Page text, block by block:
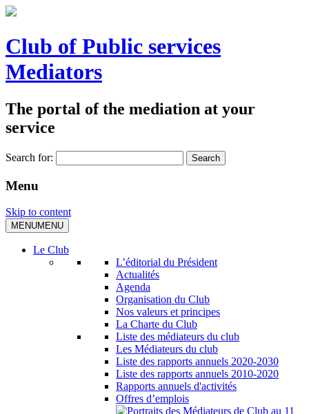
Club of Public services
Mediators
The portal of the mediation at your
service
Search for:
Menu
Skip to content
MENUMENU
Le Club
L’éditorial du Président
Actualités
Agenda
Organisation du Club
Nos valeurs et principes
La Charte du Club
Liste des médiateurs du club
Les Médiateurs du club
Liste des rapports annuels 2020-2030
Liste des rapports annuels 2010-2020
Rapports annuels d'activités
Offres d’emplois